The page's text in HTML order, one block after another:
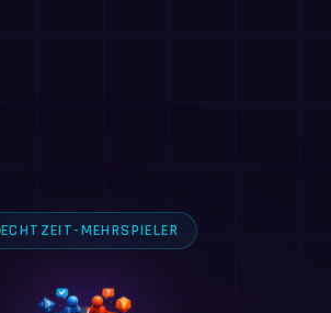
ECHTZEIT-MEHRSPIELER